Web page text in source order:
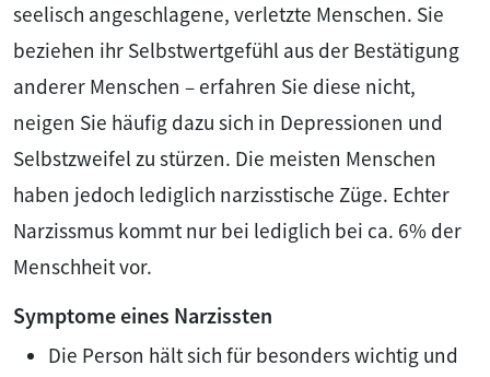
seelisch angeschlagene, verletzte Menschen. Sie
beziehen ihr Selbstwertgefühl aus der Bestätigung
anderer Menschen – erfahren Sie diese nicht,
neigen Sie häufig dazu sich in Depressionen und
Selbstzweifel zu stürzen. Die meisten Menschen
haben jedoch lediglich narzisstische Züge. Echter
Narzissmus kommt nur bei lediglich bei ca. 6% der
Menschheit vor.
Symptome eines Narzissten
Die Person hält sich für besonders wichtig und